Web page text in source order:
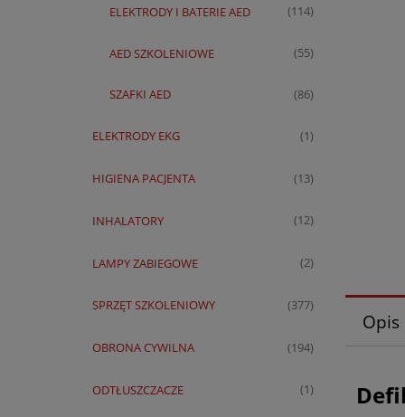
ELEKTRODY I BATERIE AED (114)
AED SZKOLENIOWE (55)
SZAFKI AED (86)
ELEKTRODY EKG (1)
HIGIENA PACJENTA (13)
INHALATORY (12)
LAMPY ZABIEGOWE (2)
SPRZĘT SZKOLENIOWY (377)
OBRONA CYWILNA (194)
ODTŁUSZCZACZE (1)
Opis